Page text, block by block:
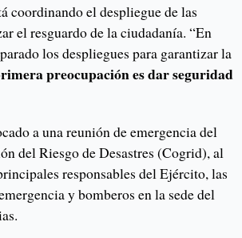
coordinando el despliegue de las
el resguardo de la ciudadanía. “En
los despliegues para garantizar la
preocupación es dar seguridad
a una reunión de emergencia del
del Riesgo de Desastres (Cogrid), al
responsables del Ejército, las
y bomberos en la sede del